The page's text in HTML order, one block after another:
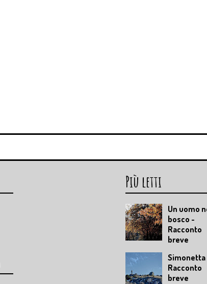
Più letti
Un uomo
bosco -
Racconto
breve
Racconto
breve